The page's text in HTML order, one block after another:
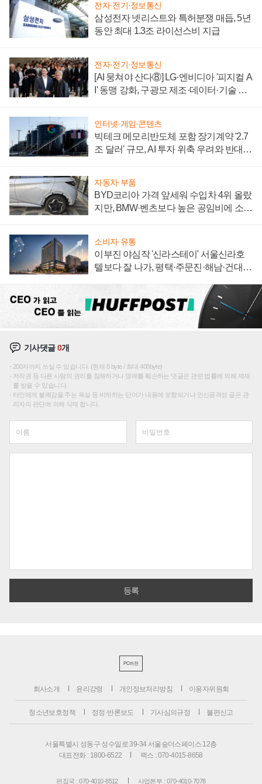
전자·전기·정보통신
삼성전자 넷리스트와 특허분쟁 매듭, 5년
동안 최대 1.3조 라이선스비 지급
전자·전기·정보통신
[AI 뭉쳐야 산다⑧] LG·엔비디아 '피지컬 A
I' 동맹 강화, 구광모 제조·데이터·기술 결
인터넷·게임·콘텐츠
빅테크 메모리반도체 포함 장기계약 '2.7
조 달러' 규모, AI 투자 위축 우려와 반대
자동차·부품
BYD코리아 가격 앞세워 수입차 4위 올랐
지만, BMW·벤츠보다 높은 공임비에 소비
소비자·유통
이부진 야심작 '신라스테이' 서울신라호
텔보다 잘 나가, 평택·주문진·해남·건대로
기사댓글0개
200자까지 쓰실 수 있습니다. (현재 0 byte / 최대 400byte)
저작권 등 다른 사람의 권리를 침해하거나 명예를 훼손하는 댓글은 관련 법률에 의해 제재
를 받을 수 있습니다.
타인에게 불쾌감을 주는 욕설 등 비하하는 단어가 내용에 포함되거나 인신공격성 글은 관
리자의 판단에 의해 삭제 합니다.
PC버전
회사소개 윤리강령 개인정보처리방침 이용자위원회
청소년보호정책 정정·반론보도 기사심의규정 불편신고
서울특별시 성동구 성수일로 39-34 서울숲더스페이스 12층
대표전화 : 1800-6522
팩스 : 070-4015-8658
편집국 : 070-4010-8512 사업본부 : 070-4010-7078